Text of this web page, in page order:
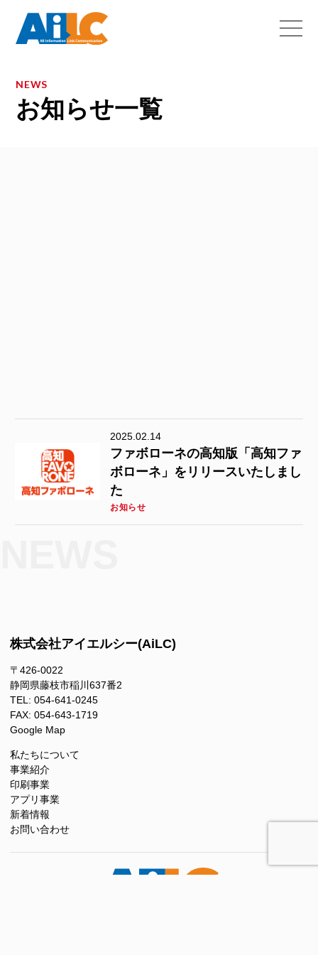
NEWS
お知らせ一覧
2025.02.14
ファボローネの高知版「高知ファ
ボローネ」をリリースいたしまし
た
お知らせ
株式会社アイエルシー(AiLC)
〒426-0022
静岡県藤枝市稲川637番2
054-641-0245
054-643-1719
Google Map
私たちについて
事業紹介
印刷事業
アプリ事業
新着情報
お問い合わせ